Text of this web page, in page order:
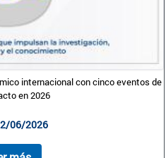
internacional con cinco eventos de
en 2026
06/2026